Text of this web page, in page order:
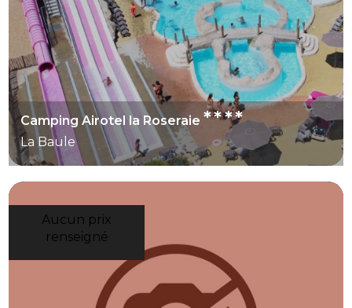
Camping Airotel la Roseraie****
La Baule
Aucun prix
renseigné